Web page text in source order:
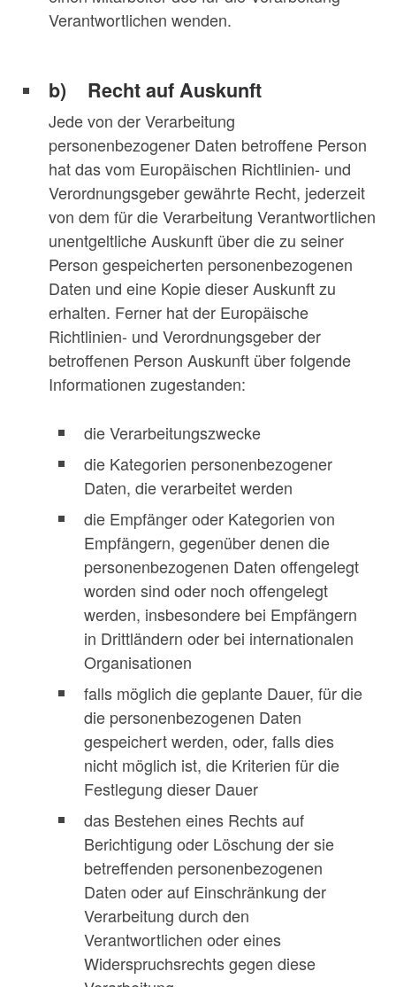
Verantwortlichen wenden.
b) Recht auf Auskunft
Jede von der Verarbeitung
personenbezogener Daten betroffene Person
hat das vom Europäischen Richtlinien- und
Verordnungsgeber gewährte Recht, jederzeit
von dem für die Verarbeitung Verantwortlichen
unentgeltliche Auskunft über die zu seiner
Person gespeicherten personenbezogenen
Daten und eine Kopie dieser Auskunft zu
erhalten. Ferner hat der Europäische
Richtlinien- und Verordnungsgeber der
betroffenen Person Auskunft über folgende
Informationen zugestanden:
die Verarbeitungszwecke
die Kategorien personenbezogener
Daten, die verarbeitet werden
die Empfänger oder Kategorien von
Empfängern, gegenüber denen die
personenbezogenen Daten offengelegt
worden sind oder noch offengelegt
werden, insbesondere bei Empfängern
in Drittländern oder bei internationalen
Organisationen
falls möglich die geplante Dauer, für die
die personenbezogenen Daten
gespeichert werden, oder, falls dies
nicht möglich ist, die Kriterien für die
Festlegung dieser Dauer
das Bestehen eines Rechts auf
Berichtigung oder Löschung der sie
betreffenden personenbezogenen
Daten oder auf Einschränkung der
Verarbeitung durch den
Verantwortlichen oder eines
Widerspruchsrechts gegen diese